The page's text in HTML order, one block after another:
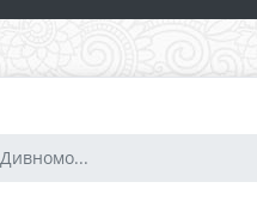
Дивномо...